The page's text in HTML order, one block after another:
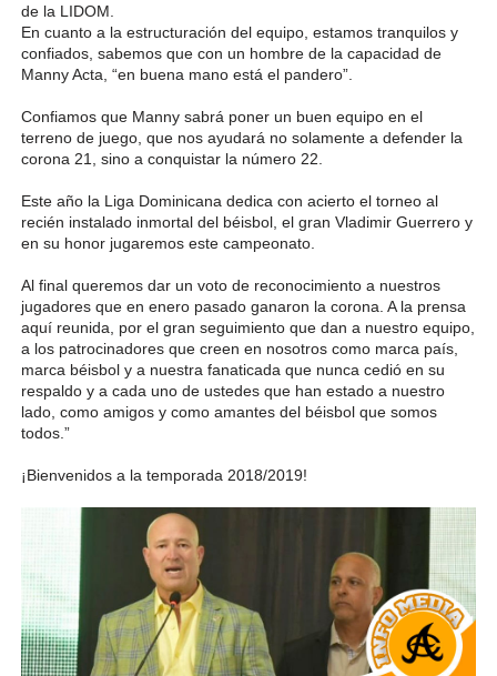
de la LIDOM.
En cuanto a la estructuración del equipo, estamos tranquilos y
confiados, sabemos que con un hombre de la capacidad de
Manny Acta, “en buena mano está el pandero”.
Confiamos que Manny sabrá poner un buen equipo en el
terreno de juego, que nos ayudará no solamente a defender la
corona 21, sino a conquistar la número 22.
Este año la Liga Dominicana dedica con acierto el torneo al
recién instalado inmortal del béisbol, el gran Vladimir Guerrero y
en su honor jugaremos este campeonato.
Al final queremos dar un voto de reconocimiento a nuestros
jugadores que en enero pasado ganaron la corona. A la prensa
aquí reunida, por el gran seguimiento que dan a nuestro equipo,
a los patrocinadores que creen en nosotros como marca país,
marca béisbol y a nuestra fanaticada que nunca cedió en su
respaldo y a cada uno de ustedes que han estado a nuestro
lado, como amigos y como amantes del béisbol que somos
todos.”
¡Bienvenidos a la temporada 2018/2019!